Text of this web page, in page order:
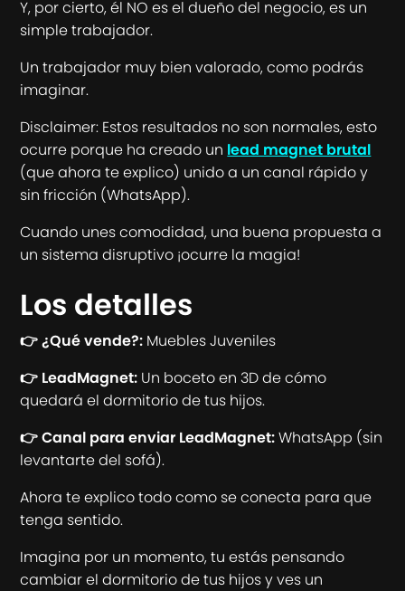
Y, por cierto, él NO es el dueño del negocio, es un
simple trabajador.
Un trabajador muy bien valorado, como podrás
imaginar.
Disclaimer: Estos resultados no son normales, esto
ocurre porque ha creado un lead magnet brutal
(que ahora te explico) unido a un canal rápido y
sin fricción (WhatsApp).
Cuando unes comodidad, una buena propuesta a
un sistema disruptivo ¡ocurre la magia!
Los detalles
👉 ¿Qué vende?: Muebles Juveniles
👉 LeadMagnet: Un boceto en 3D de cómo
quedará el dormitorio de tus hijos.
👉 Canal para enviar LeadMagnet:WhatsApp (sin
levantarte del sofá).
Ahora te explico todo como se conecta para que
tenga sentido.
Imagina por un momento, tu estás pensando
cambiar el dormitorio de tus hijos y ves un